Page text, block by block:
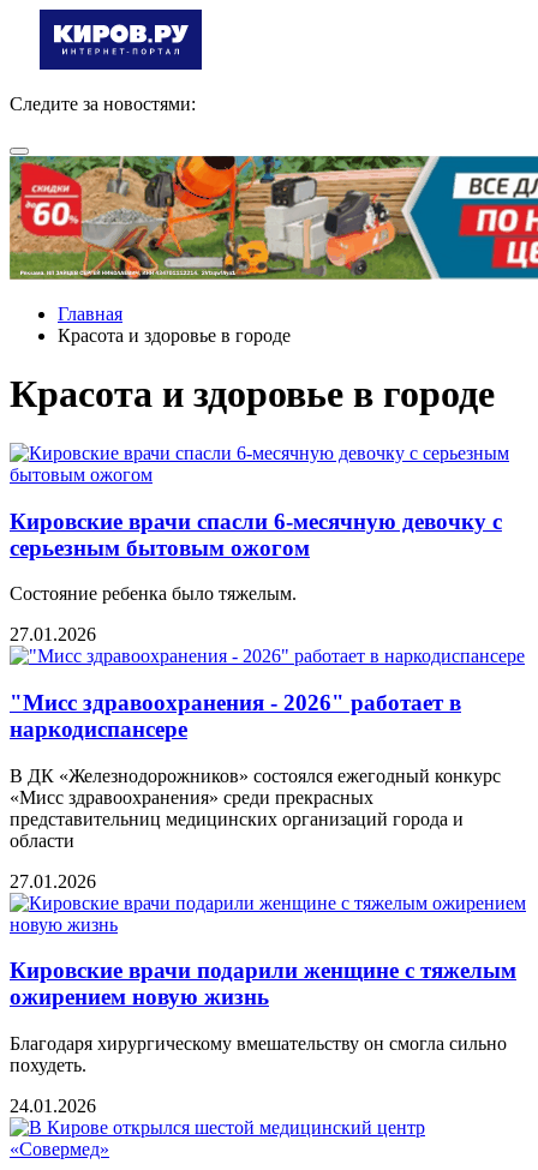
Следите за новостями:
Главная
Красота и здоровье в городе
Красота и здоровье в городе
Кировские врачи спасли 6-месячную девочку с
серьезным бытовым ожогом
Состояние ребенка было тяжелым.
27.01.2026
"Мисс здравоохранения - 2026" работает в
наркодиспансере
В ДК «Железнодорожников» состоялся ежегодный конкурс
«Мисс здравоохранения» среди прекрасных
представительниц медицинских организаций города и
области
27.01.2026
Кировские врачи подарили женщине с тяжелым
ожирением новую жизнь
Благодаря хирургическому вмешательству он смогла сильно
похудеть.
24.01.2026